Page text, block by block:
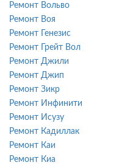
Ремонт Вольво
Ремонт Воя
Ремонт Генезис
Ремонт Грейт Вол
Ремонт Джили
Ремонт Джип
Ремонт Зикр
Ремонт Инфинити
Ремонт Исузу
Ремонт Кадиллак
Ремонт Каи
Ремонт Киа